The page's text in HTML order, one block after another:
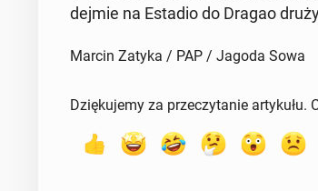
dej­mie na Estadio do Dragao
Marcin Zatyka / PAP / Jagoda Sowa
Dziękujemy za przeczytanie artykułu.